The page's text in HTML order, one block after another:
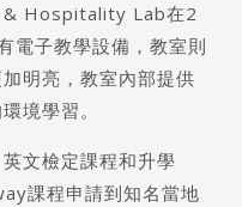
& Hospitality Lab在2
電子教學設備，教室則
明亮，教室內部提供
境學習。
文檢定課程和升學
課程申請到知名當地